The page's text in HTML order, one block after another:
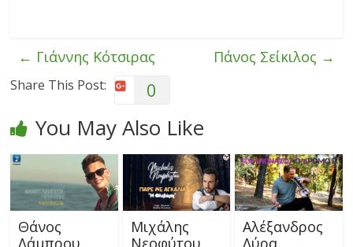
← Γιάννης Κότσιρας Πάνος Σείκιλος →
Share This Post: 0
You May Also Like
Θάνος
Λάμπρου
Μιχάλης
Νεοφύτου
Αλέξανδρος
Λύρα